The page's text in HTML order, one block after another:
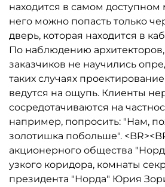
находится в самом доступном
него можно попасть только
дверь, которая находится в
По наблюдению
заказчиков не научились
таких случаях
ведутся на ощупь. Клиенты
сосредотачиваются на
например, попросить: "Нам,
золотишка побольше".
акционерного общества
узкого коридора, комнаты
президента "Норда" Юрия